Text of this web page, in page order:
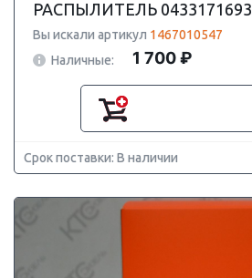
РАСПЫЛИТЕЛЬ 0433171693
Вы искали артикул 1467010547
Наличные:
1 700 ₽
Срок поставки: В наличии